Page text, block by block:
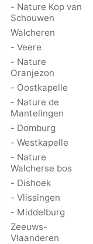
- Nature Kop van
Schouwen
Walcheren
- Veere
- Nature
Oranjezon
- Oostkapelle
- Nature de
Mantelingen
- Domburg
- Westkapelle
- Nature
Walcherse bos
- Dishoek
- Vlissingen
- Middelburg
Zeeuws-
Vlaanderen